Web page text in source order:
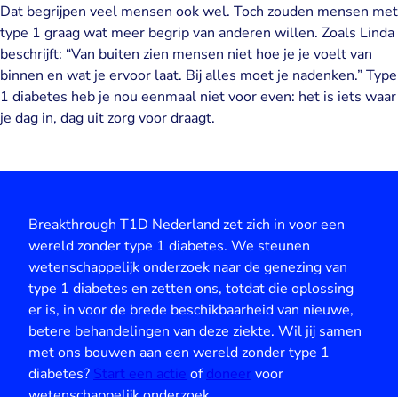
Dat begrijpen veel mensen ook wel. Toch zouden mensen met
type 1 graag wat meer begrip van anderen willen. Zoals Linda
beschrijft: “Van buiten zien mensen niet hoe je je voelt van
binnen en wat je ervoor laat. Bij alles moet je nadenken.” Type
1 diabetes heb je nou eenmaal niet voor even: het is iets waar
je dag in, dag uit zorg voor draagt.
Breakthrough T1D Nederland zet zich in voor een
wereld zonder type 1 diabetes. We steunen
wetenschappelijk onderzoek naar de genezing van
type 1 diabetes en zetten ons, totdat die oplossing
er is, in voor de brede beschikbaarheid van nieuwe,
betere behandelingen van deze ziekte. Wil jij samen
met ons bouwen aan een wereld zonder type 1
diabetes? Start een actie ofdoneer voor